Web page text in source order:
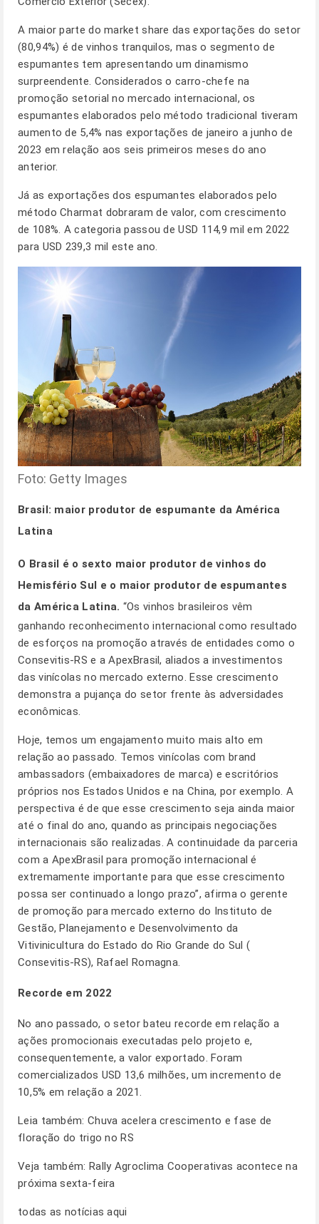
A maior parte do market share das exportações do setor
(80,94%) é de vinhos tranquilos, mas o segmento de
espumantes tem apresentando um dinamismo
surpreendente. Considerados o carro-chefe na
promoção setorial no mercado internacional, os
espumantes elaborados pelo método tradicional tiveram
aumento de 5,4% nas exportações de janeiro a junho de
2023 em relação aos seis primeiros meses do ano
anterior.
Já as exportações dos espumantes elaborados pelo
método Charmat dobraram de valor, com crescimento
de 108%. A categoria passou de USD 114,9 mil em 2022
para USD 239,3 mil este ano.
Foto: Getty Images
Brasil: maior produtor de espumante da América
Latina
O Brasil é o sexto maior produtor de vinhos do
Hemisfério Sul e o maior produtor de espumantes
da América Latina. “Os vinhos brasileiros vêm
ganhando reconhecimento internacional como resultado
de esforços na promoção através de entidades como o
Consevitis-RS e a ApexBrasil, aliados a investimentos
das vinícolas no mercado externo. Esse crescimento
demonstra a pujança do setor frente às adversidades
econômicas.
Hoje, temos um engajamento muito mais alto em
relação ao passado. Temos vinícolas com brand
ambassadors (embaixadores de marca) e escritórios
próprios nos Estados Unidos e na China, por exemplo. A
perspectiva é de que esse crescimento seja ainda maior
até o final do ano, quando as principais negociações
internacionais são realizadas. A continuidade da parceria
com a ApexBrasil para promoção internacional é
extremamente importante para que esse crescimento
possa ser continuado a longo prazo”, afirma o gerente
de promoção para mercado externo do Instituto de
Gestão, Planejamento e Desenvolvimento da
Vitivinicultura do Estado do Rio Grande do Sul (
Consevitis-RS), Rafael Romagna.
Recorde em 2022
No ano passado, o setor bateu recorde em relação a
ações promocionais executadas pelo projeto e,
consequentemente, a valor exportado. Foram
comercializados USD 13,6 milhões, um incremento de
10,5% em relação a 2021.
Leia também: Chuva acelera crescimento e fase de
floração do trigo no RS
Veja também: Rally Agroclima Cooperativas acontece na
próxima sexta-feira
todas as notíciasaqui